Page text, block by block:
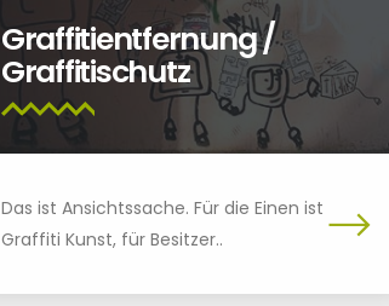
Graffitientfernung /
Graffitischutz
Das ist Ansichtssache. Für die Einen ist
Graffiti Kunst, für Besitzer..